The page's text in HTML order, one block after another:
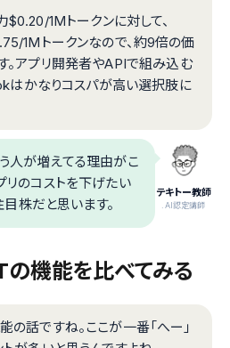
1Mトークンに対して、
1Mトークンなので、約9倍の価
。アプリ開発者やAPIで組み込む
はかなりコスパが高い選択肢に
テキトー教師
.AI認定講師
人が増えてる理由がこ
リのコストを下げたい
株だと思います。
機能を比べてみる
の話ですね。ここが一番「へー」